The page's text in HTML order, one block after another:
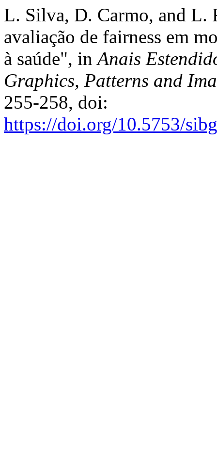
L. Silva, D. Carmo, and L.
avaliação de fairness em
à saúde", inAnais
Graphics, Patterns and
255-258, doi:
https://doi.org/10.5753/